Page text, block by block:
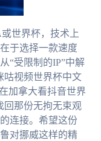
世界杯，技术上
于选择一款速度
“受限制的IP”中解
咕视频世界杯中文
加拿大看抖音世界
回那份无拘无束观
连接。希望这份
对挪威这样的精